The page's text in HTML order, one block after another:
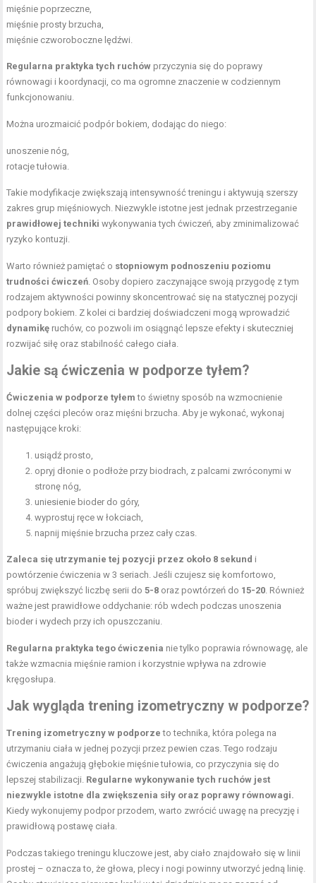
mięśnie poprzeczne,
mięśnie prosty brzucha,
mięśnie czworoboczne lędźwi.
Regularna praktyka tych ruchów przyczynia się do poprawy
równowagi i koordynacji, co ma ogromne znaczenie w codziennym
funkcjonowaniu.
Można urozmaicić podpór bokiem, dodając do niego:
unoszenie nóg,
rotacje tułowia.
Takie modyfikacje zwiększają intensywność treningu i aktywują szerszy
zakres grup mięśniowych. Niezwykle istotne jest jednak przestrzeganie
prawidłowej techniki wykonywania tych ćwiczeń, aby zminimalizować
ryzyko kontuzji.
Warto również pamiętać o stopniowym podnoszeniu poziomu
trudności ćwiczeń. Osoby dopiero zaczynające swoją przygodę z tym
rodzajem aktywności powinny skoncentrować się na statycznej pozycji
podpory bokiem. Z kolei ci bardziej doświadczeni mogą wprowadzić
dynamikę ruchów, co pozwoli im osiągnąć lepsze efekty i skuteczniej
rozwijać siłę oraz stabilność całego ciała.
Jakie są ćwiczenia w podporze tyłem?
Ćwiczenia w podporze tyłem to świetny sposób na wzmocnienie
dolnej części pleców oraz mięśni brzucha. Aby je wykonać, wykonaj
następujące kroki:
usiądź prosto,
opryj dłonie o podłoże przy biodrach, z palcami zwróconymi w
stronę nóg,
uniesienie bioder do góry,
wyprostuj ręce w łokciach,
napnij mięśnie brzucha przez cały czas.
Zaleca się utrzymanie tej pozycji przez około 8 sekund i
powtórzenie ćwiczenia w 3 seriach. Jeśli czujesz się komfortowo,
spróbuj zwiększyć liczbę serii do5-8 oraz powtórzeń do 15-20. Również
ważne jest prawidłowe oddychanie: rób wdech podczas unoszenia
bioder i wydech przy ich opuszczaniu.
Regularna praktyka tego ćwiczenia nie tylko poprawia równowagę, ale
także wzmacnia mięśnie ramion i korzystnie wpływa na zdrowie
kręgosłupa.
Jak wyglądatrening izometryczny w podporze?
Trening izometryczny w podporze to technika, która polega na
utrzymaniu ciała w jednej pozycji przez pewien czas. Tego rodzaju
ćwiczenia angażują głębokie mięśnie tułowia, co przyczynia się do
lepszej stabilizacji. Regularne wykonywanie tych ruchów jest
niezwykle istotne dla zwiększenia siły oraz poprawy równowagi.
Kiedy wykonujemy podpor przodem, warto zwrócić uwagę na precyzję i
prawidłową postawę ciała.
Podczas takiego treningu kluczowe jest, aby ciało znajdowało się w linii
prostej – oznacza to, że głowa, plecy i nogi powinny utworzyć jedną linię.